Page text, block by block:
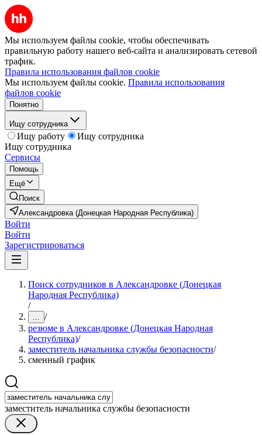
Мы используем файлы cookie, чтобы обеспечивать
правильную работу нашего веб-сайта и анализировать сетевой
трафик.
Правила использования файлов cookie
Мы используем файлы cookie. Правила использования
файлов cookie
Понятно
Ищу сотрудника
Ищу работу
Ищу сотрудника
Ищу сотрудника
Сервисы
Помощь
Ещё
Поиск
Александровка (Донецкая Народная Республика)
Войти
Войти
Зарегистрироваться
Поиск сотрудников в Александровке (Донецкая
Народная Республика)
/
... /
резюме в Александровке (Донецкая Народная
Республика)/
заместитель начальника службы безопасности/
сменный график
заместитель начальника службы безопасности